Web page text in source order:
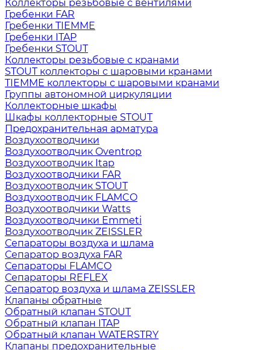
Коллекторы резьбовые с вентилями
Гребенки FAR
Гребенки TIEMME
Гребенки ITAP
Гребенки STOUT
Коллекторы резьбовые с кранами
STOUT коллекторы с шаровыми кранами
TIEMME коллекторы с шаровыми кранами
Группы автономной циркуляции
Коллекторные шкафы
Шкафы коллекторные STOUT
Предохранительная арматура
Воздухоотводчики
Воздухоотводчик Oventrop
Воздухоотводчик Itap
Воздухоотводчики FAR
Воздухоотводчик STOUT
Воздухоотводчик FLAMCO
Воздухоотводчики Watts
Воздухоотводчики Emmeti
Воздухоотводчик ZEISSLER
Сепараторы воздуха и шлама
Сепаратор воздуха FAR
Сепараторы FLAMCO
Сепараторы REFLEX
Сепаратор воздуха и шлама ZEISSLER
Клапаны обратные
Обратный клапан STOUT
Обратный клапан ITAP
Обратный клапан WATERSTRY
Клапаны предохранительные